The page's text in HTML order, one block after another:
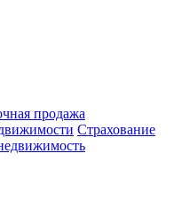
продажа
Страхование